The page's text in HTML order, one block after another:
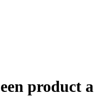
product